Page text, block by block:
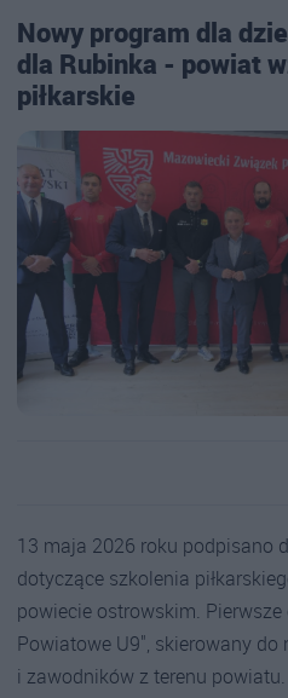
Nowy program dla
dla Rubinka - powiat
piłkarskie
13 maja 2026 roku podpisano
dotyczące szkolenia
powiecie ostrowskim.
Powiatowe U9", skierowany
i zawodników z terenu